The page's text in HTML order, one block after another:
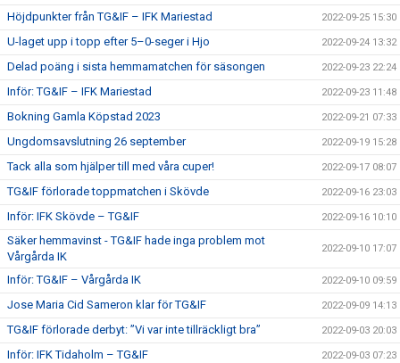
Höjdpunkter från TG&IF – IFK Mariestad 2022-09-25 15:30
U-laget upp i topp efter 5–0-seger i Hjo 2022-09-24 13:32
Delad poäng i sista hemmamatchen för säsongen 2022-09-23 22:24
Inför: TG&IF – IFK Mariestad 2022-09-23 11:48
Bokning Gamla Köpstad 2023 2022-09-21 07:33
Ungdomsavslutning 26 september 2022-09-19 15:28
Tack alla som hjälper till med våra cuper! 2022-09-17 08:07
TG&IF förlorade toppmatchen i Skövde 2022-09-16 23:03
Inför: IFK Skövde – TG&IF 2022-09-16 10:10
Säker hemmavinst - TG&IF hade inga problem mot
Vårgårda IK
2022-09-10 17:07
Inför: TG&IF – Vårgårda IK 2022-09-10 09:59
Jose Maria Cid Sameron klar för TG&IF 2022-09-09 14:13
TG&IF förlorade derbyt: ”Vi var inte tillräckligt bra” 2022-09-03 20:03
Inför: IFK Tidaholm – TG&IF 2022-09-03 07:23